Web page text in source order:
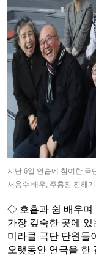
지난 6일 연습에 참여한 극
서용수 배우, 주홍진 진해
◇ 호흡과 쉼 배우며
가장 깊숙한 곳에
미라클 극단 단원들
오랫동안 연극을 한